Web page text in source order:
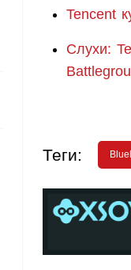
Tencent
Слухи:
Теги: